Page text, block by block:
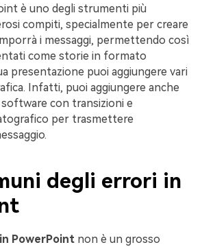
è uno degli strumenti più
compiti, specialmente per creare
i messaggi, permettendo così
come storie in formato
presentazione puoi aggiungere vari
Infatti, puoi aggiungere anche
software con transizioni e
per trasmettere
degli errori in
PowerPoint non è un grosso